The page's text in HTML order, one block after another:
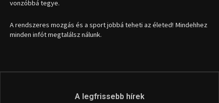
vonzóbbá tegye.
A rendszeres mozgás és a sport jobbá teheti az életed! Mindehhez
minden infót megtalálsz nálunk.
A legfrissebb hírek